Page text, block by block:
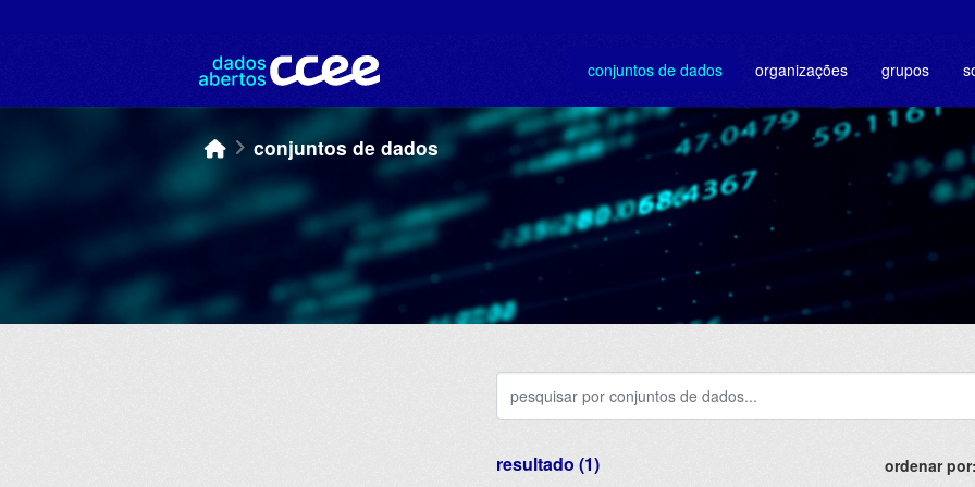
conjuntos de dados organizações grupos
conjuntos de dados
ordenar por
resultado (1)